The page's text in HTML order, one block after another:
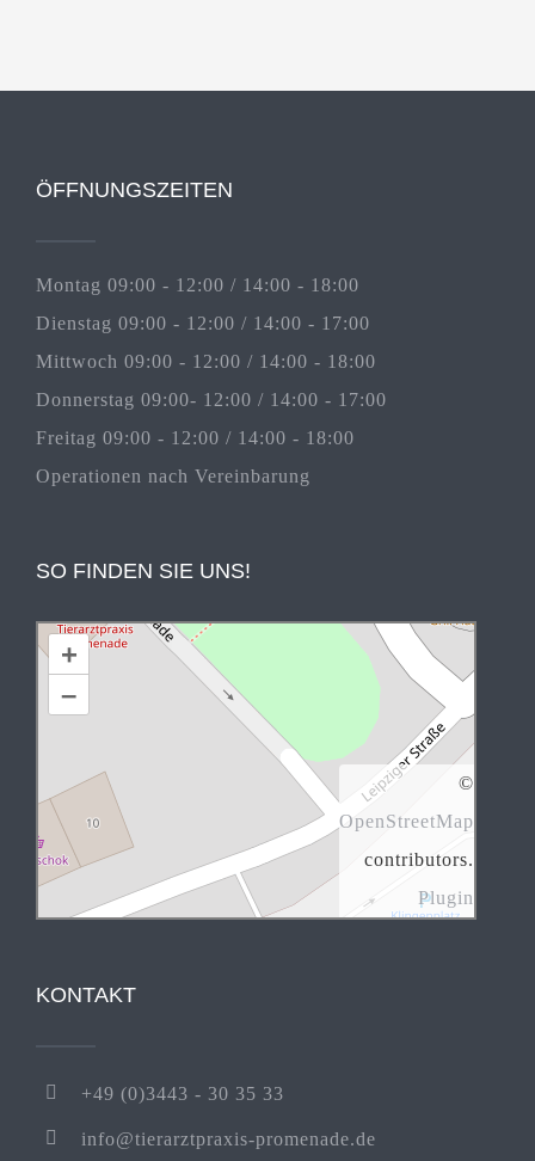
ÖFFNUNGSZEITEN
Montag 09:00 - 12:00 / 14:00 - 18:00
Dienstag 09:00 - 12:00 / 14:00 - 17:00
Mittwoch 09:00 - 12:00 / 14:00 - 18:00
Donnerstag 09:00- 12:00 / 14:00 - 17:00
Freitag 09:00 - 12:00 / 14:00 - 18:00
Operationen nach Vereinbarung
SO FINDEN SIE UNS!
+
–
©
OpenStreetMap
contributors.
Plugin
KONTAKT
+49 (0)3443 - 30 35 33
info@tierarztpraxis-promenade.de